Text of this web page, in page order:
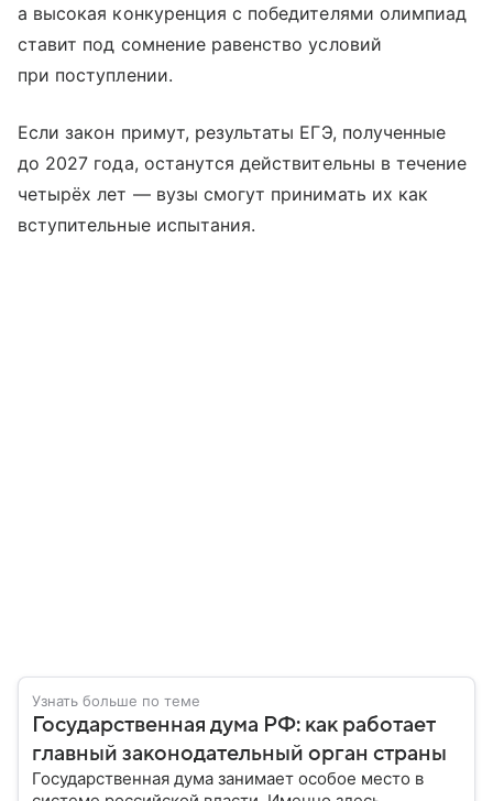
а высокая конкуренция с победителями олимпиад
ставит под сомнение равенство условий
при поступлении.
Если закон примут, результаты ЕГЭ, полученные
до 2027 года, останутся действительны в течение
четырёх лет — вузы смогут принимать их как
вступительные испытания.
Узнать больше по теме
Государственная дума РФ: как работает
главный законодательный орган страны
Государственная дума занимает особое место в